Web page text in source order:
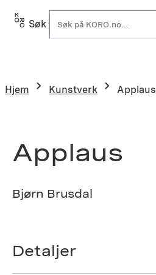
Hopp
Søk
Hjem Kunstverk Applaus
Applaus
Bjørn Brusdal
Detaljer